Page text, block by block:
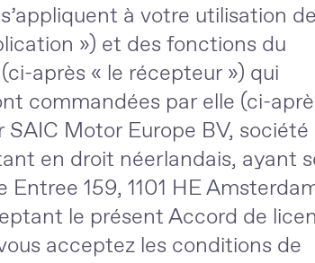
à votre utilisation de
») et des fonctions du
après « le récepteur») qui
commandées par elle (ci-
SAIC Motor Europe BV, société
en droit néerlandais, ayant
Entree 159, 1101 HE
le présent Accord de
acceptez les conditions de